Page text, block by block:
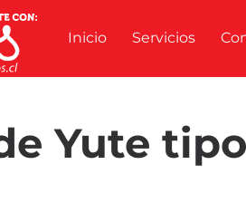
Inicio Servicios
Yute tipo